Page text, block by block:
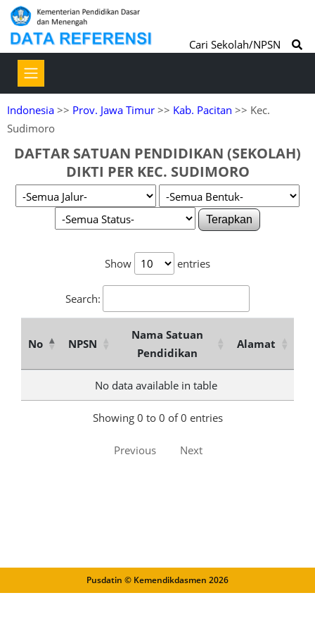
Cari Sekolah/NPSN
Indonesia >> Prov. Jawa Timur >> Kab. Pacitan >> Kec.
Sudimoro
DAFTAR SATUAN PENDIDIKAN (SEKOLAH)
DIKTI PER KEC. SUDIMORO
Terapkan
Show entries
Search:
No NPSN
Nama Satuan
Pendidikan
Alamat
No data available in table
Showing 0 to 0 of 0 entries
Previous Next
Pusdatin © Kemendikdasmen 2026